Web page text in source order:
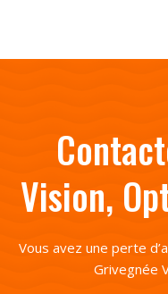
Vision,
Vous avez une perte
Grivegnée